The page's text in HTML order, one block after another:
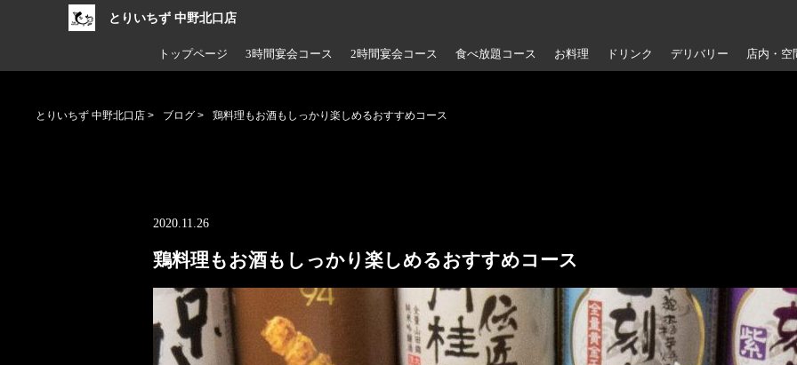
とりいちず 中野北口店
トップページ 3時間宴会コース 2時間宴会コース 食べ放題コース お料理 ドリンク デリバリー 店内・空
とりいちず 中野北口店 > ブログ > 鶏料理もお酒もしっかり楽しめるおすすめコース
2020.11.26
鶏料理もお酒もしっかり楽しめるおすすめコース